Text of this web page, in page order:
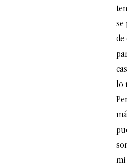
se
de
lo
mi